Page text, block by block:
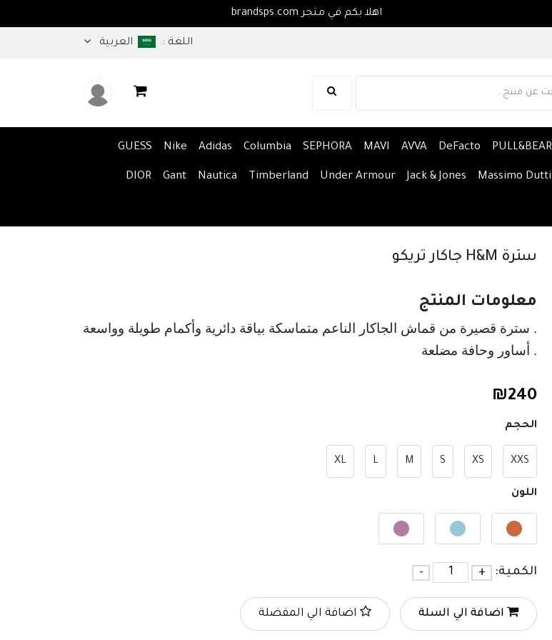
اهلا بكم في متجر brandsps.com
اللغة : العربية
PULL&BEAR
DeFacto
AVVA
MAVI
SEPHORA
Columbia
Adidas
Nike
GUESS
Massimo Dutti
Jack & Jones
Under Armour
Timberland
Nautica
Gant
DIOR
سترة H&M جاكار تريكو
معلومات المنتج
. سترة قصيرة من قماش الجاكار الناعم متماسكة بياقة دائرية وأكمام طويلة وواسعة مع تقليم مضلع
. أساور وحافة مضلعة
₪240
الحجم
XXS
XS
S
M
L
XL
اللون
الكمية: +
-
اضافة الي السلة اضافة الي المفضلة